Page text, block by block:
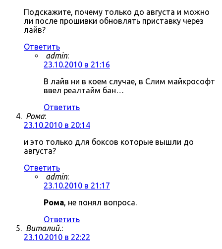
Подскажите, почему только до августа и можно
ли после прошивки обновлять приставку через
лайв?
Ответить
admin:
23.10.2010 в 21:16
В лайв ни в коем случае, в Слим майкрософт
ввел реалтайм бан…
Ответить
Рома:
23.10.2010 в 20:14
и это только для боксов которые вышли до
августа?
Ответить
admin:
23.10.2010 в 21:17
Рома, не понял вопроса.
Ответить
Виталий.:
23.10.2010 в 22:22